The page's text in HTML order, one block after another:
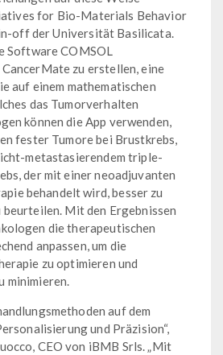
for Bio-Materials Behavior
off der Universität Basilicata.
Software COMSOL
zu erstellen, eine
auf einem mathematischen
das Tumorverhalten
können die App verwenden,
fester Tumore bei Brustkrebs,
metastasierendem triple-
der mit einer neoadjuvanten
behandelt wird, besser zu
beurteilen. Mit den Ergebnissen
die therapeutischen
anpassen, um die
zu optimieren und
minimieren.
auf dem
und Präzision“,
CEO von iBMB Srls. „Mit